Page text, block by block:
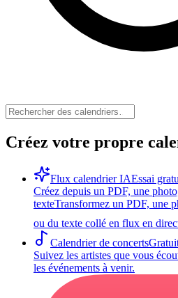
Créez votre propre
Flux calendrier IAEssai
Créez depuis un PDF, une
texteTransformez un PDF, une
ou du texte collé en flux en
Calendrier de concerts
Suivez les artistes que vous
les événements à venir.